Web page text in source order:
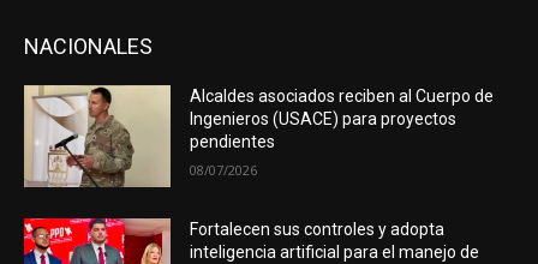
NACIONALES
Alcaldes asociados reciben al Cuerpo de
Ingenieros (USACE) para proyectos
pendientes
08/07/2026
Fortalecen sus controles y adopta
inteligencia artificial para el manejo de